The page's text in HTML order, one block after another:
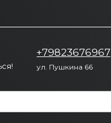
+79823676967
ул. Пушкина 66